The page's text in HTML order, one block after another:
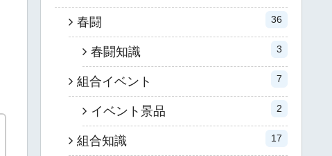
春闘 36
春闘知識 3
組合イベント 7
イベント景品 2
組合知識 17